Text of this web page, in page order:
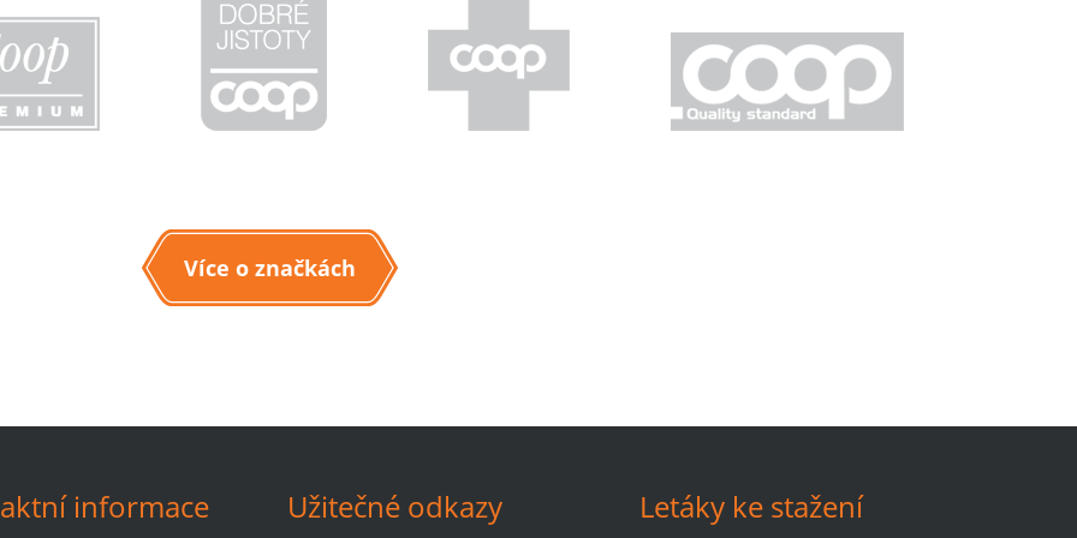
Více o značkách
informace Užitečné odkazy Letáky ke stažení